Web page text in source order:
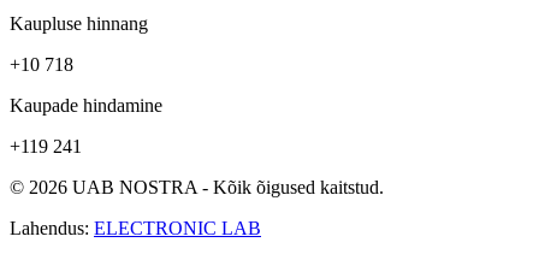
Kaupluse hinnang
+10 718
Kaupade hindamine
+119 241
© 2026 UAB NOSTRA - Kõik õigused kaitstud.
Lahendus: ELECTRONIC LAB